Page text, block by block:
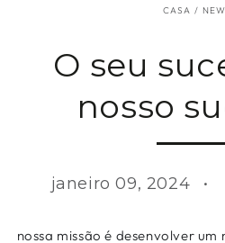
CASA /
O seu
nosso
janeiro 09, 2024
nossa missão é desenvolver